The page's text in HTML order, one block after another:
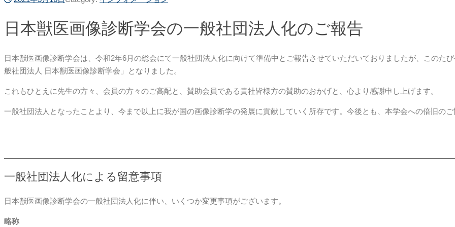
日本獣医画像診断学会の一般社団法人化のご報告
日本獣医画像診断学会は、令和2年6月の総会にて一般社団法人化に向けて準備中とご報告させていただいておりましたが、このた
般社団法人 日本獣医画像診断学会」となりました。
これもひとえに先生の方々、会員の方々のご高配と、賛助会員である貴社皆様方の賛助のおかげと、心より感謝申し上げます。
一般社団法人となったことより、今まで以上に我が国の画像診断学の発展に貢献していく所存です。今後とも、本学会への倍旧の
一般社団法人化による留意事項
日本獣医画像診断学会の一般社団法人化に伴い、いくつか変更事項がございます。
略称